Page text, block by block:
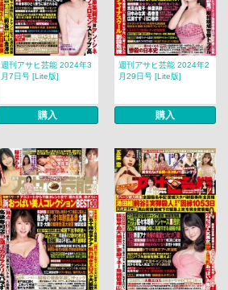
週刊アサヒ芸能 2024年3
月7日号 [Lite版]
購入
週刊アサヒ芸能 2024年2
月29日号 [Lite版]
購入